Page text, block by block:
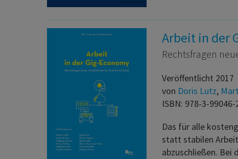
Arbeit in der
Rechtsfragen
Veröffentlicht 2017
von Doris Lutz,
ISBN: 978-3-
Das für alle
statt stabilen
abzuschließen. Bei